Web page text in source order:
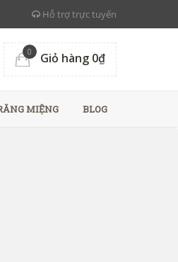
Hỗ trợ trực tuyến
0 Giỏ hàng 0₫
MIỆNG BLOG